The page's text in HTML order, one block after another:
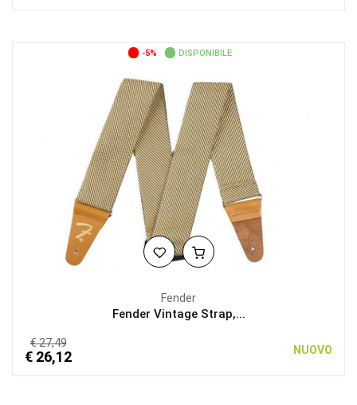
-5% DISPONIBILE
Fender
Fender Vintage Strap,...
€ 27,49
€ 26,12 NUOVO